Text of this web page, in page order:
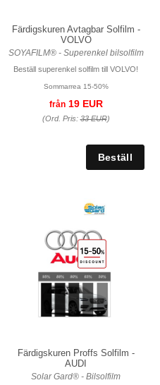
Färdigskuren Avtagbar Solfilm -
VOLVO
SOYAFILM® - Superenkel bilsolfilm
Beställ superenkel solfilm till VOLVO!
Sommarrea 15-50%
från19 EUR
(Ord. Pris:33 EUR)
Färdigskuren Proffs Solfilm -
AUDI
Solar Gard® - Bilsolfilm